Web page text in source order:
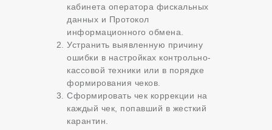
кабинета оператора фискальных
данных и Протокол
информационного обмена.
Устранить выявленную причину
ошибки в настройках контрольно-
кассовой техники или в порядке
формирования чеков.
Сформировать чек коррекции на
каждый чек, попавший в жесткий
карантин.